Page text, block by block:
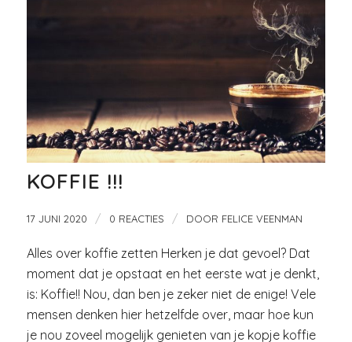
KOFFIE !!!
17 JUNI 2020 / 0 REACTIES / DOOR FELICE VEENMAN
Alles over koffie zetten Herken je dat gevoel? Dat
moment dat je opstaat en het eerste wat je denkt,
is: Koffie!! Nou, dan ben je zeker niet de enige! Vele
mensen denken hier hetzelfde over, maar hoe kun
je nou zoveel mogelijk genieten van je kopje koffie